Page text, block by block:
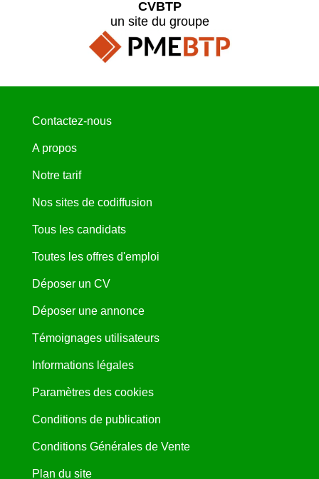
CVBTP
un site du groupe
Contactez-nous
A propos
Notre tarif
Nos sites de codiffusion
Tous les candidats
Toutes les offres d'emploi
Déposer un CV
Déposer une annonce
Témoignages utilisateurs
Informations légales
Paramètres des cookies
Conditions de publication
Conditions Générales de Vente
Plan du site